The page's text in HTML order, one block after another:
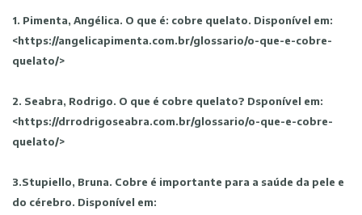
1. Pimenta, Angélica. O que é: cobre quelato. Disponível em:
<https://angelicapimenta.com.br/glossario/o-que-e-cobre-
quelato/>
2. Seabra, Rodrigo. O que é cobre quelato? Dsponível em:
<https://drrodrigoseabra.com.br/glossario/o-que-e-cobre-
quelato/>
3.Stupiello, Bruna. Cobre é importante para a saúde da pele e
do cérebro. Disponível em: